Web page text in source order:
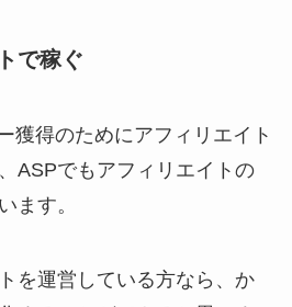
で稼ぐ
獲得のためにアフィリエイト
ASPでもアフィリエイトの
ます。
を運営している方なら、か